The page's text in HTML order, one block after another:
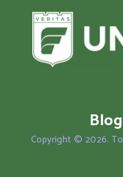
Copyright © 2026.